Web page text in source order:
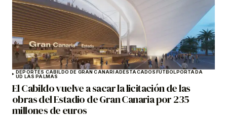
DEPORTES CABILDO DE GRAN CANARIADESTACADOSFÚTBOLPORTADA
UD LAS PALMAS
El Cabildo vuelve a sacar la licitación de las
obras del Estadio de Gran Canaria por 235
millones de euros